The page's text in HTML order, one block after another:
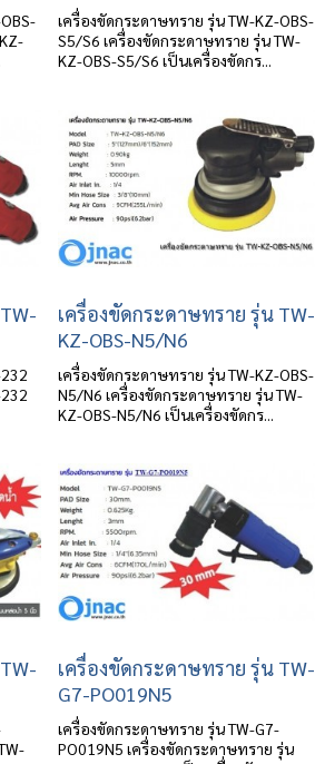
เครื่องขัดกระดาษทราย รุ่น TW-KZ-OBS-
S5/S6 เครื่องขัดกระดาษทราย รุ่น TW-
KZ-OBS-S5/S6 เป็นเครื่องขัดกร...
เครื่องขัดกระดาษทราย รุ่น TW-
KZ-OBS-N5/N6
เครื่องขัดกระดาษทราย รุ่น TW-KZ-OBS-
N5/N6 เครื่องขัดกระดาษทราย รุ่น TW-
KZ-OBS-N5/N6 เป็นเครื่องขัดกร...
เครื่องขัดกระดาษทราย รุ่น TW-
G7-PO019N5
เครื่องขัดกระดาษทราย รุ่น TW-G7-
PO019N5 เครื่องขัดกระดาษทราย รุ่น